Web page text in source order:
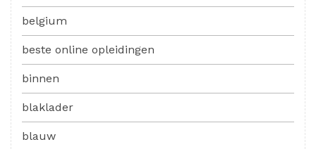
belgium
beste online opleidingen
binnen
blaklader
blauw